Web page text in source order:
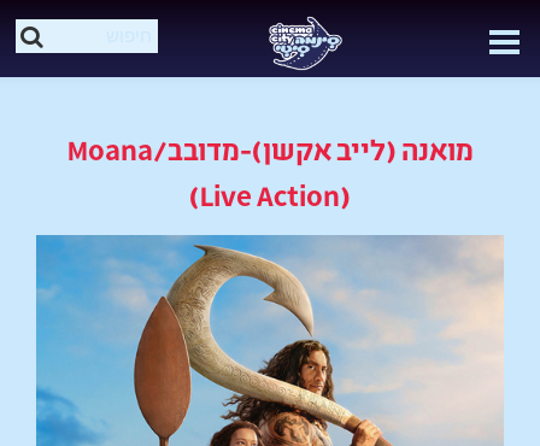
מואנה (לייב אקשן)-מדובב/Moana
(Live Action)